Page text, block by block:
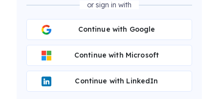
or sign in with
Continue with Google
Continue with Microsoft
Continue with LinkedIn